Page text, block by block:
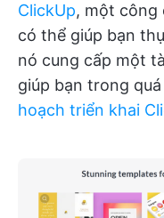
ClickUp, một công
có thể giúp bạn
nó cung cấp một
giúp bạn trong
hoạch triển khai